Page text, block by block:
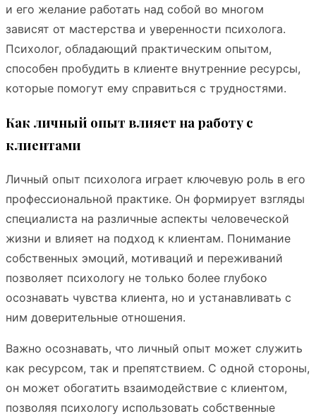
и его желание работать над собой во многом
зависят от мастерства и уверенности психолога.
Психолог, обладающий практическим опытом,
способен пробудить в клиенте внутренние ресурсы,
которые помогут ему справиться с трудностями.
Как личный опыт влияет на работу с
клиентами
Личный опыт психолога играет ключевую роль в его
профессиональной практике. Он формирует взгляды
специалиста на различные аспекты человеческой
жизни и влияет на подход к клиентам. Понимание
собственных эмоций, мотиваций и переживаний
позволяет психологу не только более глубоко
осознавать чувства клиента, но и устанавливать с
ним доверительные отношения.
Важно осознавать, что личный опыт может служить
как ресурсом, так и препятствием. С одной стороны,
он может обогатить взаимодействие с клиентом,
позволяя психологу использовать собственные